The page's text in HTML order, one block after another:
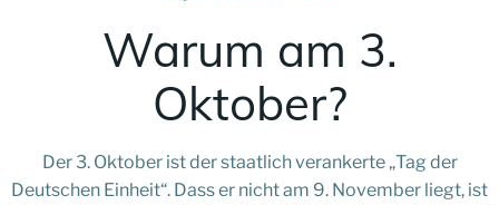
Warum am 3.
Oktober?
Der 3. Oktober ist der staatlich verankerte „Tag der
Deutschen Einheit“. Dass er nicht am 9. November liegt, ist